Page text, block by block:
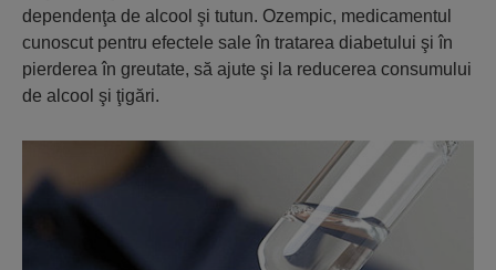
dependenţa de alcool şi tutun. Ozempic, medicamentul
cunoscut pentru efectele sale în tratarea diabetului şi în
pierderea în greutate, să ajute şi la reducerea consumului
de alcool şi ţigări.